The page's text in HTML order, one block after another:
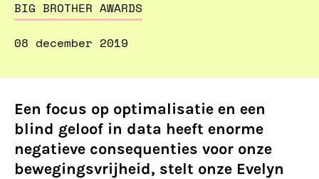
BIG BROTHER AWARDS
08 december 2019
Een focus op optimalisatie en een
blind geloof in data heeft enorme
negatieve consequenties voor onze
bewegingsvrijheid, stelt onze Evelyn